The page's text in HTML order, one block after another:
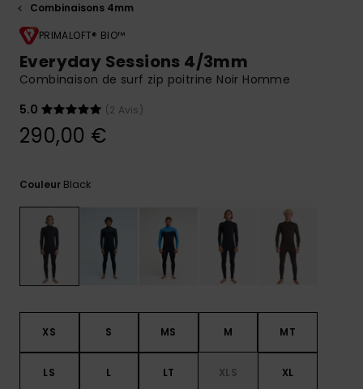
obtenir la
plus rapide
question.
Démarrer
conversation
fréquentes
formulaire
contact.
Consulter
la FAQ
Combinaisons 4mm
PRIMALOFT® BIO™
Everyday Sessions 4/3mm
Combinaison de surf zip poitrine Noir Homme
5.0
(2 Avis)
290,00 €
Couleur Black
XS S MS M MT
LS L LT XLS XL